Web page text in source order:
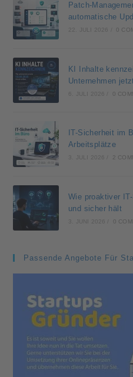
Patch-
automatische
22. JULI 2026 0
KI Inhalte
Unternehmen
6. JULI 2026 0
IT-Sicherheit im
Arbeitsplätze
3. JULI 2026 2
Wie proaktiver
und sicher hält
3. JUNI 2026 0
Passende Angebote Für